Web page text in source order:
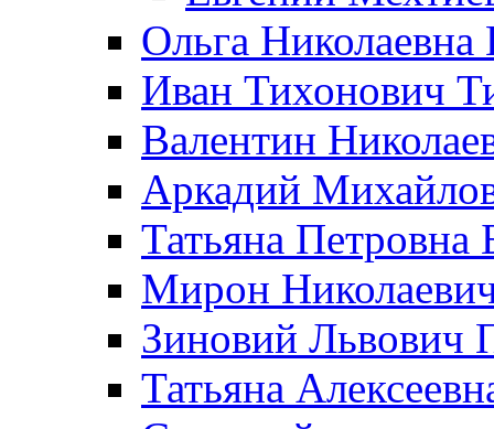
Ольга Николаевна
Иван Тихонович
Валентин
Аркадий
Татьяна Петровна
Мирон
Зиновий Львович
Татьяна